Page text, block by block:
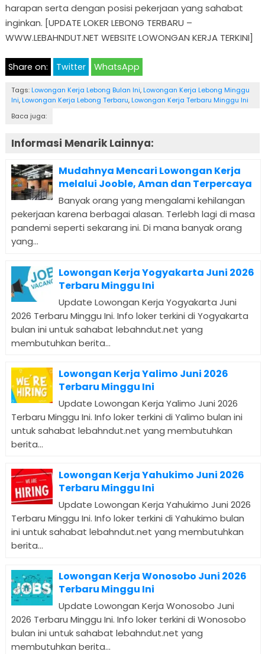
harapan serta dengan posisi pekerjaan yang sahabat
inginkan. [UPDATE LOKER LEBONG TERBARU –
WWW.LEBAHNDUT.NET WEBSITE LOWONGAN KERJA TERKINI]
Share on: Twitter WhatsApp
Tags: Lowongan Kerja Lebong Bulan Ini, Lowongan Kerja Lebong Minggu
Ini, Lowongan Kerja Lebong Terbaru, Lowongan Kerja Terbaru Minggu Ini
Baca juga:
Informasi Menarik Lainnya:
Mudahnya Mencari Lowongan Kerja
melalui Jooble, Aman dan Terpercaya
Banyak orang yang mengalami kehilangan
pekerjaan karena berbagai alasan. Terlebh lagi di masa
pandemi seperti sekarang ini. Di mana banyak orang
yang...
Lowongan Kerja Yogyakarta Juni 2026
Terbaru Minggu Ini
Update Lowongan Kerja Yogyakarta Juni
2026 Terbaru Minggu Ini. Info loker terkini di Yogyakarta
bulan ini untuk sahabat lebahndut.net yang
membutuhkan berita...
Lowongan Kerja Yalimo Juni 2026
Terbaru Minggu Ini
Update Lowongan Kerja Yalimo Juni 2026
Terbaru Minggu Ini. Info loker terkini di Yalimo bulan ini
untuk sahabat lebahndut.net yang membutuhkan
berita...
Lowongan Kerja Yahukimo Juni 2026
Terbaru Minggu Ini
Update Lowongan Kerja Yahukimo Juni 2026
Terbaru Minggu Ini. Info loker terkini di Yahukimo bulan
ini untuk sahabat lebahndut.net yang membutuhkan
berita...
Lowongan Kerja Wonosobo Juni 2026
Terbaru Minggu Ini
Update Lowongan Kerja Wonosobo Juni
2026 Terbaru Minggu Ini. Info loker terkini di Wonosobo
bulan ini untuk sahabat lebahndut.net yang
membutuhkan berita...